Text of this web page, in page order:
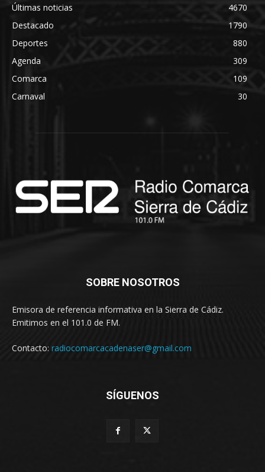
Últimas noticias
4670
Destacado
1790
Deportes
880
Agenda
309
Comarca
109
Carnaval
30
SOBRE NOSOTROS
Emisora de referencia informativa en la Sierra de Cádiz.
Emitimos en el 101.0 de FM.
Contacto: radiocomarcacadenaser@gmail.com
SÍGUENOS